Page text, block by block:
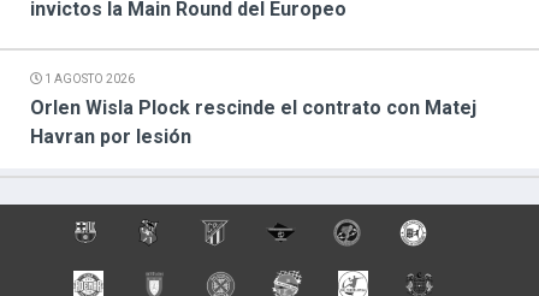
invictos la Main Round del Europeo
1 AGOSTO 2026
Orlen Wisla Plock rescinde el contrato con Matej
Havran por lesión